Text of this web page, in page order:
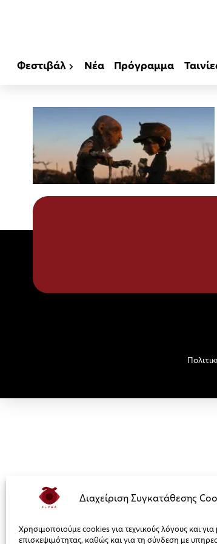
Διαχείριση Συγκατάθεσης
Χρησιμοποιούμε cookies για τεχνικούς λόγους και
επισκεψιμότητας, καθώς και για τη σύνδεση με
Φεστιβάλ Νέα Πρόγραμμα